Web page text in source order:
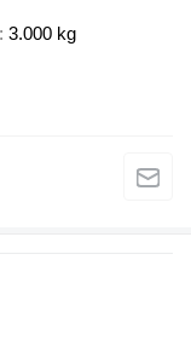
3.000 kg